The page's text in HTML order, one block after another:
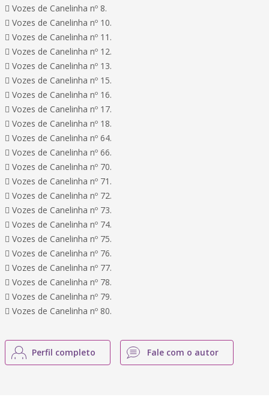
 Vozes de Canelinha nº 8.
 Vozes de Canelinha nº 10.
 Vozes de Canelinha nº 11.
 Vozes de Canelinha nº 12.
 Vozes de Canelinha nº 13.
 Vozes de Canelinha nº 15.
 Vozes de Canelinha nº 16.
 Vozes de Canelinha nº 17.
 Vozes de Canelinha nº 18.
 Vozes de Canelinha nº 64.
 Vozes de Canelinha nº 66.
 Vozes de Canelinha nº 70.
 Vozes de Canelinha nº 71.
 Vozes de Canelinha nº 72.
 Vozes de Canelinha nº 73.
 Vozes de Canelinha nº 74.
 Vozes de Canelinha nº 75.
 Vozes de Canelinha nº 76.
 Vozes de Canelinha nº 77.
 Vozes de Canelinha nº 78.
 Vozes de Canelinha nº 79.
 Vozes de Canelinha nº 80.
Perfil completo Fale com o autor